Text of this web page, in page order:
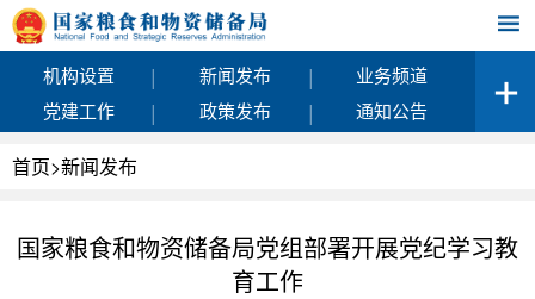
机构设置 | 新闻发布 |
业务频道
党建工作
| 政策发布 | 通知公告
首页>新闻发布
国家粮食和物资储备局党组部署开展党纪学习教
育工作